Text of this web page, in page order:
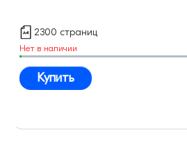
2300 страниц
Нет в наличии
Купить